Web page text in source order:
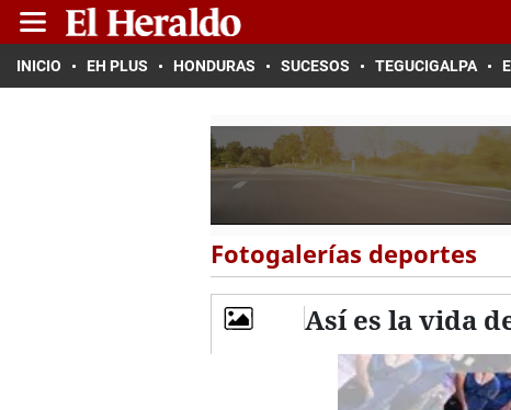
INICIO EH PLUS HONDURAS SUCESOS TEGUCIGALPA
Fotogalerías deportes
Así es la vida